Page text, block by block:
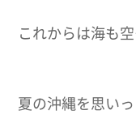
これからは海も
夏の沖縄を思い